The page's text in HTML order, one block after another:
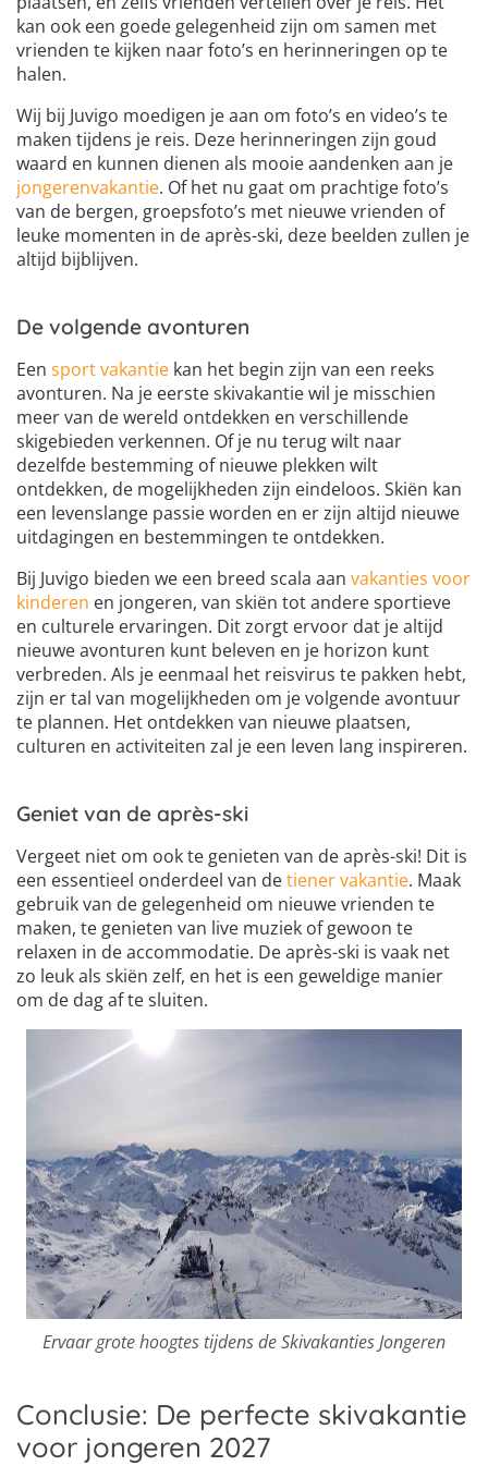
kan ook een goede gelegenheid zijn om samen met
vrienden te kijken naar foto’s en herinneringen op te
halen.
Wij bij Juvigo moedigen je aan om foto’s en video’s te
maken tijdens je reis. Deze herinneringen zijn goud
waard en kunnen dienen als mooie aandenken aan je
jongerenvakantie. Of het nu gaat om prachtige foto’s
van de bergen, groepsfoto’s met nieuwe vrienden of
leuke momenten in de après-ski, deze beelden zullen je
altijd bijblijven.
De volgende avonturen
Een sport vakantie kan het begin zijn van een reeks
avonturen. Na je eerste skivakantie wil je misschien
meer van de wereld ontdekken en verschillende
skigebieden verkennen. Of je nu terug wilt naar
dezelfde bestemming of nieuwe plekken wilt
ontdekken, de mogelijkheden zijn eindeloos. Skiën kan
een levenslange passie worden en er zijn altijd nieuwe
uitdagingen en bestemmingen te ontdekken.
Bij Juvigo bieden we een breed scala aan vakanties voor
kinderen en jongeren, van skiën tot andere sportieve
en culturele ervaringen. Dit zorgt ervoor dat je altijd
nieuwe avonturen kunt beleven en je horizon kunt
verbreden. Als je eenmaal het reisvirus te pakken hebt,
zijn er tal van mogelijkheden om je volgende avontuur
te plannen. Het ontdekken van nieuwe plaatsen,
culturen en activiteiten zal je een leven lang inspireren.
Geniet van de après-ski
Vergeet niet om ook te genieten van de après-ski! Dit is
een essentieel onderdeel van detiener vakantie. Maak
gebruik van de gelegenheid om nieuwe vrienden te
maken, te genieten van live muziek of gewoon te
relaxen in de accommodatie. De après-ski is vaak net
zo leuk als skiën zelf, en het is een geweldige manier
om de dag af te sluiten.
Ervaar grote hoogtes tijdens de Skivakanties Jongeren
Conclusie: De perfecte skivakantie
voor jongeren 2027